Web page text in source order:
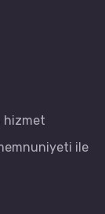
hizmet
ile